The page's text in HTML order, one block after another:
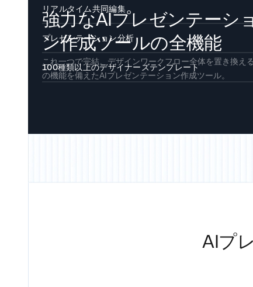
強力なAIプレゼンテーショ
ン作成ツールの全機能
これ一つで完結。デザインワークフロー全体を置き換え
の機能を備えたAIプレゼンテーション作成ツール。
くい）」テンプレートは、間隔や階層を自動的に再計算するため、
だけ編集してもスライドの美しさが保たれます。
ンロードできます。PowerPointで開く、ライブリンクを共有する
として保存するなど、1つの資料を3通りの方法で活用可能です。
リアルタイム共同編集
チームで同じ資料を同時に編集できます。特定のスライドにコメン
残したり、変更履歴を追跡したりできるため、ファイルをメールで
取りする必要はもうありません。
プレゼンテーション分析
ファイルを添付する代わりにリンクを共有しましょう。誰が資料を
たか、各スライドにどれくらいの時間をかけたか、最後まで見た
認できます。どのスライドで関心が薄れ、どの見込み客が本当に関
100種類以上のデザイナーズテンプレート
ピッチデッキ、営業提案書、取締役会報告書、教材、製品発表など
AIプ